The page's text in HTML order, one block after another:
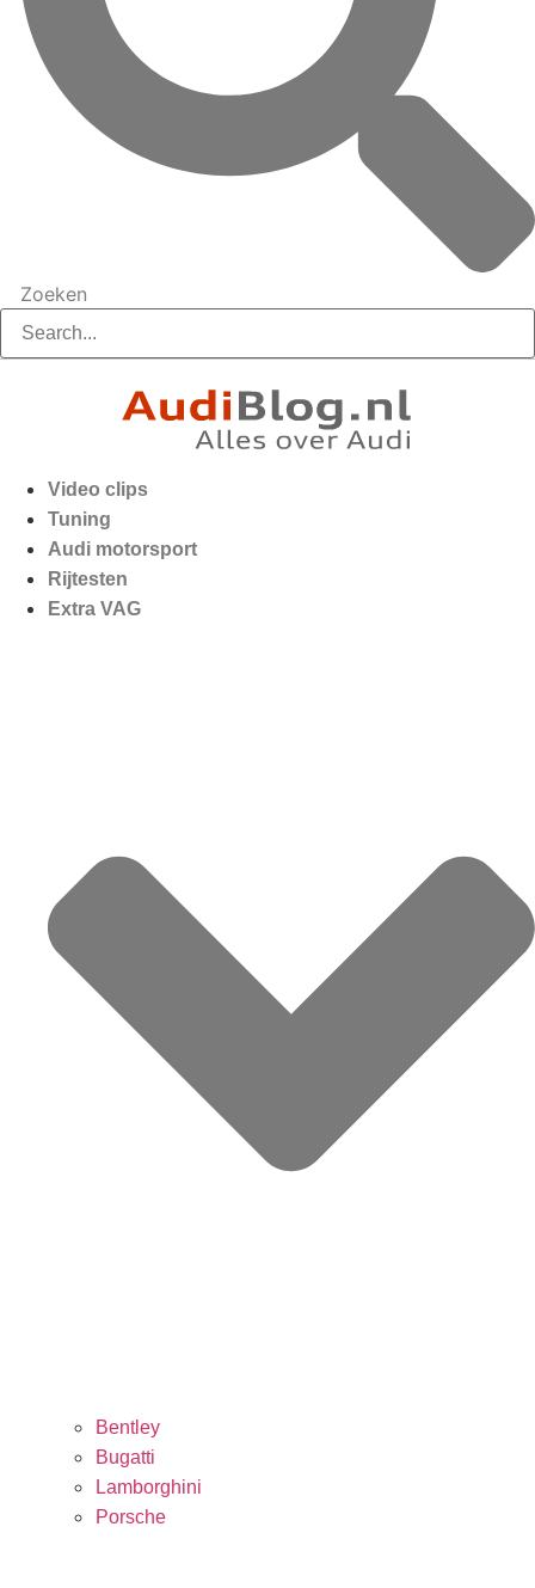
Zoeken
Video clips
Tuning
Audi motorsport
Rijtesten
Extra VAG
Bentley
Bugatti
Lamborghini
Porsche